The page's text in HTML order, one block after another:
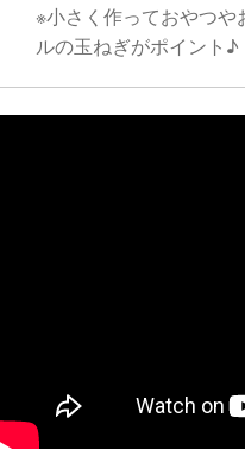
※小さく作っておやつ
ルの玉ねぎがポイント♪